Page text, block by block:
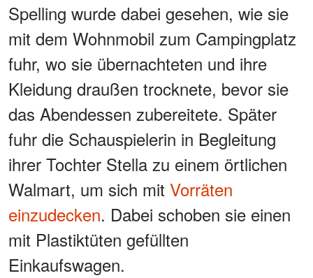
Spelling wurde dabei gesehen, wie sie
mit dem Wohnmobil zum Campingplatz
fuhr, wo sie übernachteten und ihre
Kleidung draußen trocknete, bevor sie
das Abendessen zubereitete. Später
fuhr die Schauspielerin in Begleitung
ihrer Tochter Stella zu einem örtlichen
Walmart, um sich mit Vorräten
einzudecken. Dabei schoben sie einen
mit Plastiktüten gefüllten
Einkaufswagen.